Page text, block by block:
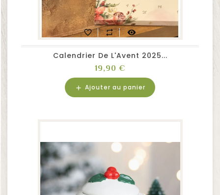
favorite_border repeat visibility
Calendrier De L'Avent 2025...
Prix
19,90 €
add Ajouter au panier